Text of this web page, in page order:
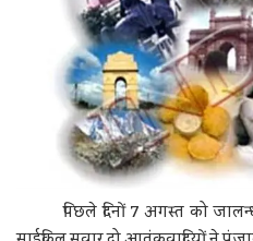
पिछले दिनों 7 अगस्त को